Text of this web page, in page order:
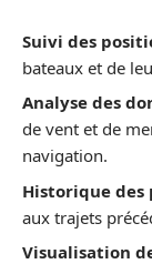
Suivi des
bateaux et de
Analyse des
de vent et de
navigation.
Historique des
aux trajets
Visualisation